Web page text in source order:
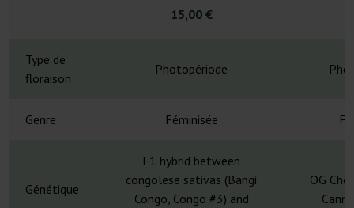
15,00 €
Type de
floraison
Photopériode
Genre Féminisée
Génétique
F1 hybrid between
congolese sativas (Bangi
Congo, Congo #3) and
OG